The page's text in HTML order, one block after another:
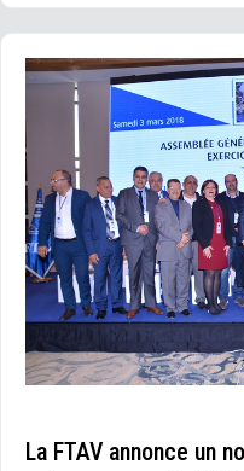
La FTAV annonce un